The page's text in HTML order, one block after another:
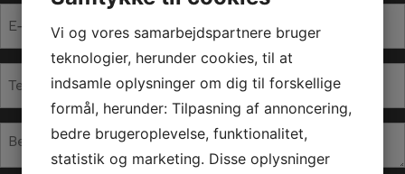
mail
Telefon
Besked
Vi og vores samarbejdspartnere bruger
teknologier, herunder cookies, til at
indsamle oplysninger om dig til forskellige
formål, herunder: Tilpasning af annoncering,
bedre brugeroplevelse, funktionalitet,
statistik og marketing. Disse oplysninger